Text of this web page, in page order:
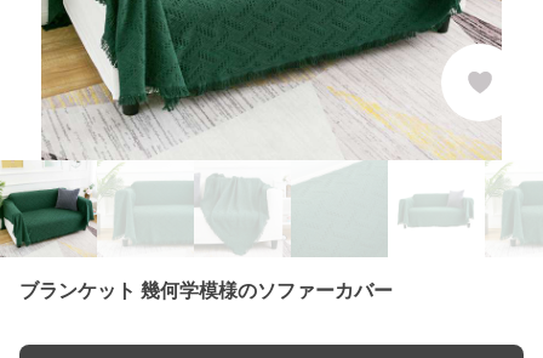
ブランケット 幾何学模様のソファーカバー